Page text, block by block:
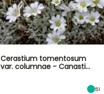
Cerastium tomentosum
var. columnae - Canasti…
51